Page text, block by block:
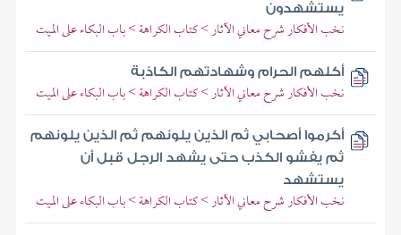
يستشهدون
نخب الأفكار شرح معاني الآثار > كتاب الكراهة > باب البكاء على الميت
أكلهم الحرام وشهادتهم الكاذبة
نخب الأفكار شرح معاني الآثار > كتاب الكراهة > باب البكاء على الميت
أكرموا أصحابي ثم الذين يلونهم ثم الذين يلونهم
ثم يفشو الكذب حتى يشهد الرجل قبل أن
يستشهد
نخب الأفكار شرح معاني الآثار > كتاب الكراهة > باب البكاء على الميت